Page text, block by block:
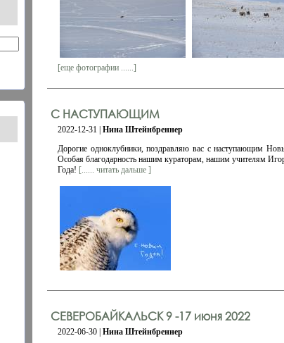
[еще фотографии ......]
С НАСТУПАЮЩИМ
2022-12-31 | Нина Штейнбреннер
Дорогие одноклубники, поздравляю вас с наступающим
Особая благодарность нашим кураторам, нашим учителям
Года! [...... читать дальше ]
СЕВЕРОБАЙКАЛЬСК 9 -17 июня 2022
2022-06-30 | Нина Штейнбреннер